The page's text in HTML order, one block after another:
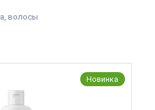
волосы
Новинка